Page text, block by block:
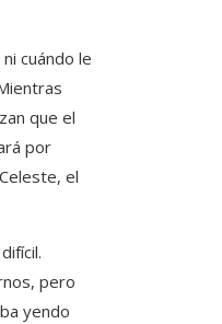
cuándo le
que el
por
el
pero
yendo